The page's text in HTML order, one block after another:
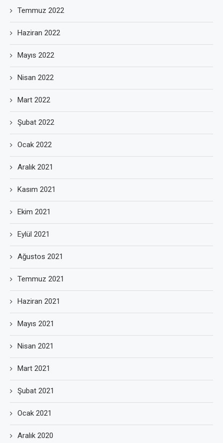
Temmuz 2022
Haziran 2022
Mayıs 2022
Nisan 2022
Mart 2022
Şubat 2022
Ocak 2022
Aralık 2021
Kasım 2021
Ekim 2021
Eylül 2021
Ağustos 2021
Temmuz 2021
Haziran 2021
Mayıs 2021
Nisan 2021
Mart 2021
Şubat 2021
Ocak 2021
Aralık 2020